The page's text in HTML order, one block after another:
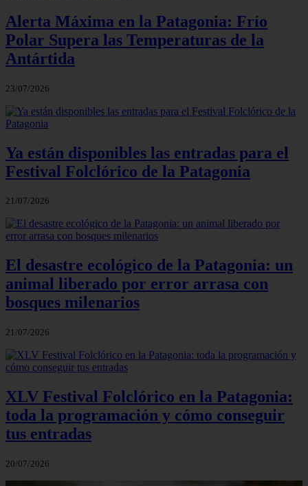
Alerta Máxima en la Patagonia: Frío
Polar Supera las Temperaturas de la
Antártida
23/07/2026
Ya están disponibles las entradas para el
Festival Folclórico de la Patagonia
21/07/2026
El desastre ecológico de la Patagonia: un
animal liberado por error arrasa con
bosques milenarios
21/07/2026
XLV Festival Folclórico en la Patagonia:
toda la programación y cómo conseguir
tus entradas
20/07/2026